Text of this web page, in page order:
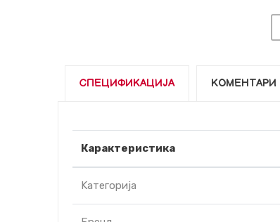
СПЕЦИФИКАЦИЈА КОМЕНТАРИ
Карактеристика
Kатегорија